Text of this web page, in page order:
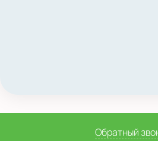
Обратный